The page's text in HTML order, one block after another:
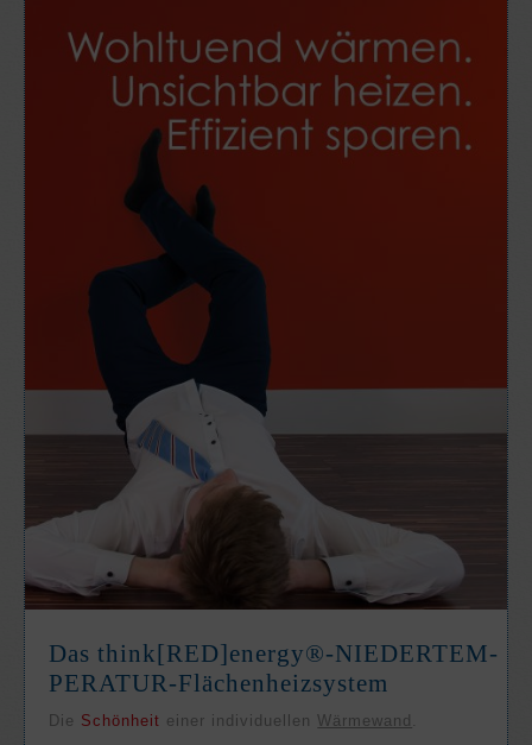
Das think[RED]­energy®-NIEDER­TEM­
PE­RATUR-Flächen­heiz­system
Die Schön­heit einer in­di­viduel­lenWärme­wand